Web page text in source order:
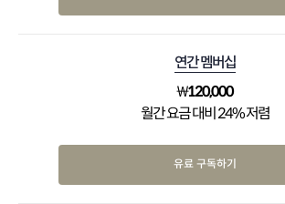
연간 멤버십
₩120,000
월간 요금 대비 24% 저렴
유료 구독하기